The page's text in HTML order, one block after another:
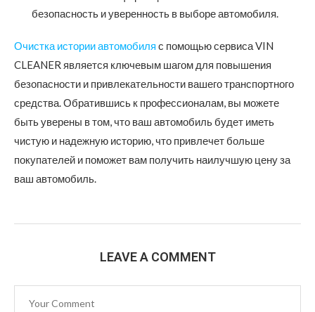
безопасность и уверенность в выборе автомобиля.
Очистка истории автомобиля с помощью сервиса VIN
CLEANER является ключевым шагом для повышения
безопасности и привлекательности вашего транспортного
средства. Обратившись к профессионалам, вы можете
быть уверены в том, что ваш автомобиль будет иметь
чистую и надежную историю, что привлечет больше
покупателей и поможет вам получить наилучшую цену за
ваш автомобиль.
LEAVE A COMMENT